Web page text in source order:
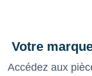
Votre
Accédez aux